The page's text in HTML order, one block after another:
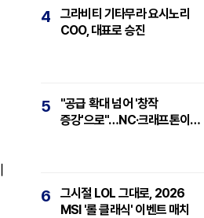
4
그라비티 기타무라 요시노리
COO, 대표로 승진
5
"공급 확대 넘어 '창작
증강'으로"…NC·크래프톤이
6
그시절 LOL 그대로, 2026
MSI '롤 클래식' 이벤트 매치